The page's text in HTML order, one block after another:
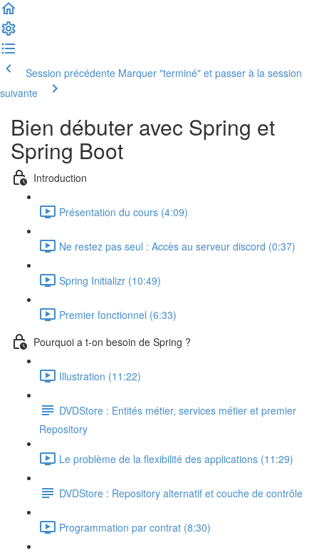
Session précédente Marquer "terminé" et passer à la session
suivante
Bien débuter avec Spring et
Spring Boot
Introduction
Présentation du cours (4:09)
Ne restez pas seul : Accès au serveur discord (0:37)
Spring Initializr (10:49)
Premier fonctionnel (6:33)
Pourquoi a t-on besoin de Spring ?
Illustration (11:22)
DVDStore : Entités métier, services métier et premier
Repository
Le problème de la flexibilité des applications (11:29)
DVDStore : Repository alternatif et couche de contrôle
Programmation par contrat (8:30)